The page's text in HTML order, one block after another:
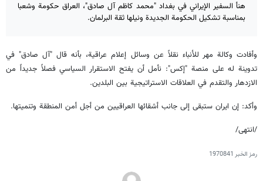
هنأ السفير الإيراني في بغداد "محمد كاظم آل صادق"، العراق حكومة وشعبا
بمناسبة تشكيل الحكومة الجديدة ونيلها ثقة البرلمان.
وأفادت وكالة مهر للأنباء نقلاً عن وسائل إعلام عراقية، بأنه قال "آل صادق" في
تدوينة له على منصة "إكس": نأمل أن يفتح الاستقرار السياسي فصلاً جديداً من
الازدهار والتقدم في العلاقات الاستراتيجية بين البلدين.
وأکد: إن ایران ستبقى إلى جانب أشقائها العراقيين من أجل أمن المنطقة وتنميتها.
/انتهى/
رمز الخبر 1970841